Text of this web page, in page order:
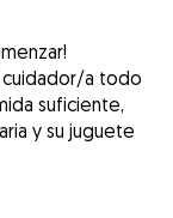
a todo
suficiente,
y su juguete